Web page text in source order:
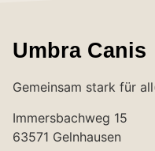
Umbra Canis
Gemeinsam stark für
Immersbachweg 15
63571 Gelnhausen